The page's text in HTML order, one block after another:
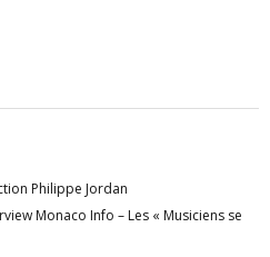
Philippe Jordan
Monaco Info – Les « Musiciens se